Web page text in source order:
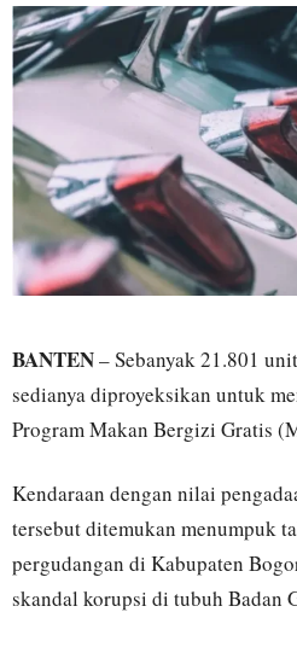
BANTEN– Sebanyak 21.801
sedianya diproyeksikan untuk
Program Makan Bergizi Gratis
Kendaraan dengan nilai
tersebut ditemukan menumpuk
pergudangan di Kabupaten
skandal korupsi di tubuh Badan